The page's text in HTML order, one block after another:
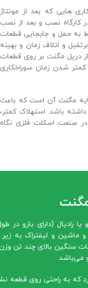
هایی که بعد از مونتاژ
کارگاه نصب و بعد از نصب
به حمل و جابجایی قطعات
و اتلاف زمان و بهینه
دریل مگنت بر روی قطعات
شدن زمان سوراخکاری
مگنت آن است که باعث
باشد. استهلاک کمتر،
صنعت اسکلت فلزی نگاه
رادیال (دارای بازو در
و لیفتراک به زیر
سنگین بالای چند تن
می‌باشد.
که به راحتی روی قطعه